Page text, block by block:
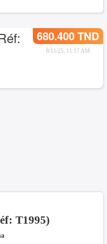
680.400 TND
8/11/25, 11:17 AM
T1995)